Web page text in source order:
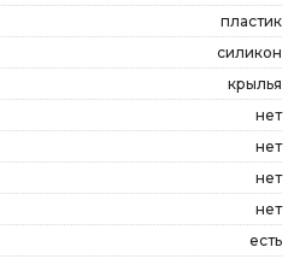
пластик
силикон
крылья
нет
нет
нет
нет
есть